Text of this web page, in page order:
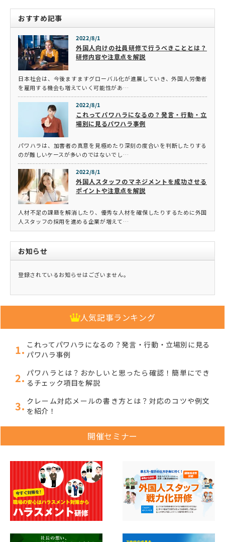
おすすめ記事
2022/8/1
外国人向けの社員研修で行うべきこととは？
研修内容や注意点を解説
日本社会は、今後ますますグローバル化が進展していき、外国人労働者
を雇用する機会も増えていく可能性があ…
2022/8/1
これってパワハラになるの？発言・行動・立
場別に見るパワハラ事例
パワハラは、加害者の真意を見極めたり深刻の度合いを判断したりする
のが難しいケースが多いのではないでし…
2022/8/1
外国人スタッフのマネジメントを成功させる
ポイントや注意点を解説
人材不足の課題を解消したり、優秀な人材を確保したりするために外国
人スタッフの採用を進める企業が増えて…
お知らせ
登録されているお知らせはございません。
人気記事ランキング
これってパワハラになるの？発言・行動・立場別に見る
パワハラ事例
パワハラとは？おかしいと思ったら確認！簡単にでき
るチェック項目を解説
クレーム対応メールの書き方とは？対応のコツや例文
を紹介！
開催セミナー